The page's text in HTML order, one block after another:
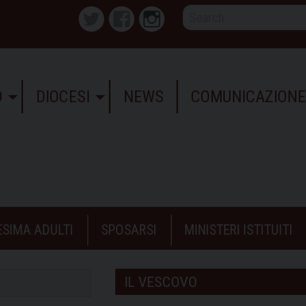
Twitter FacebookInstagram
DIOCESI NEWS COMUNICAZIONE
ADULTI SPOSARSI MINISTERI ISTITUITI
IL VESCOVO